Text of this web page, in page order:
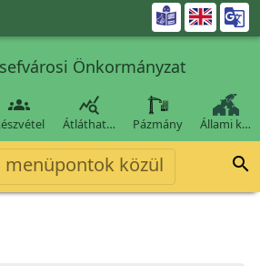

Önkormányzat
 
Átláthat… Pázmány Állami k…
menüpontok közül 